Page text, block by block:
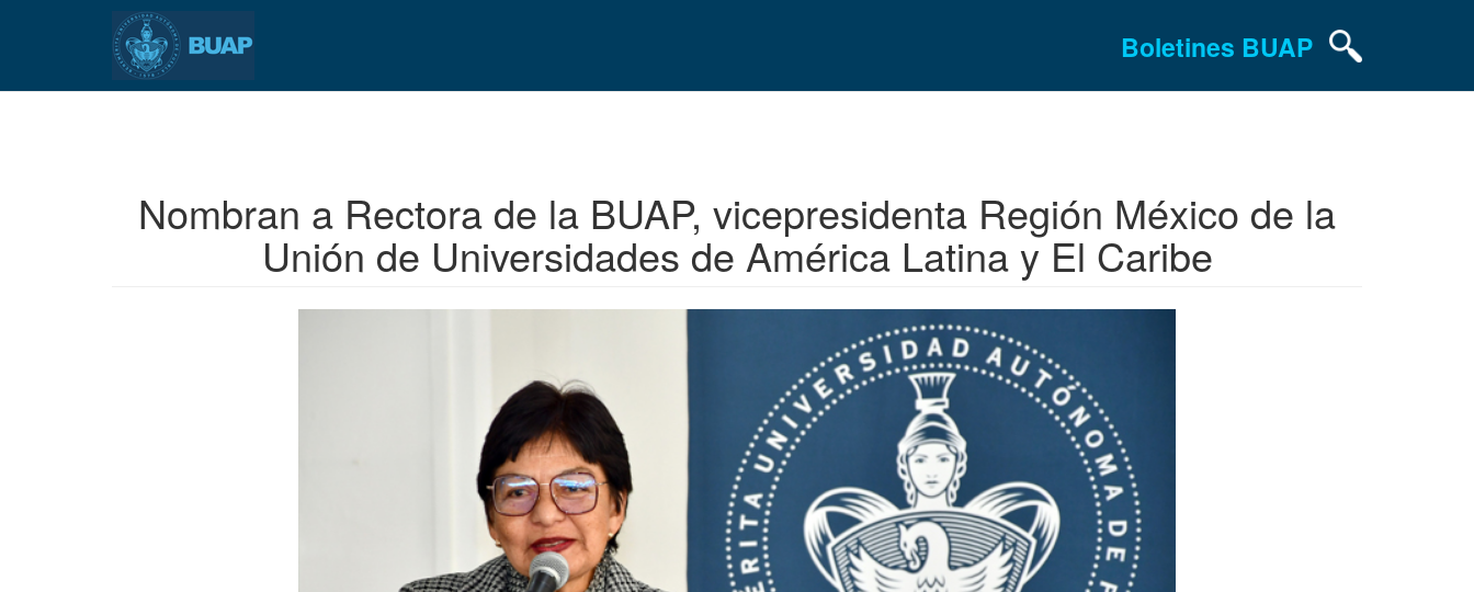
Boletines BUAP
Nombran a Rectora de la BUAP, vicepresidenta Región México de la
Unión de Universidades de América Latina y El Caribe